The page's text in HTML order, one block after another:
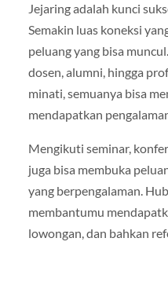
Jejaring adalah kunci
Semakin luas koneksi
peluang yang bisa
dosen, alumni, hingga
minati, semuanya bisa
mendapatkan
Mengikuti seminar,
juga bisa membuka
yang berpengalaman.
membantumu
lowongan, dan bahkan